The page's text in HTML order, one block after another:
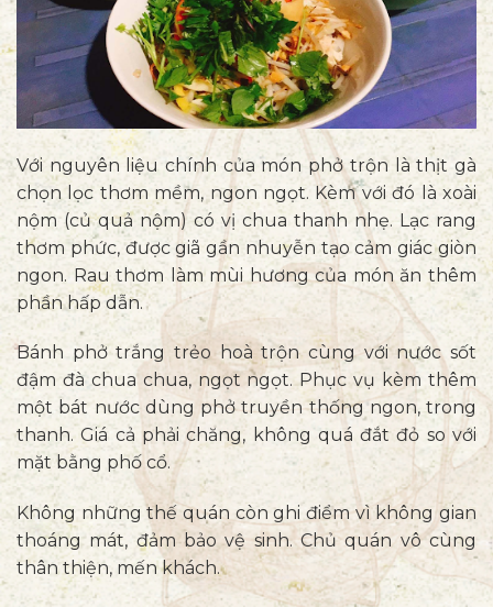
Với nguyên liệu chính của món phở trộn là thịt gà
chọn lọc thơm mềm, ngon ngọt. Kèm với đó là xoài
nộm (củ quả nộm) có vị chua thanh nhẹ. Lạc rang
thơm phức, được giã gần nhuyễn tạo cảm giác giòn
ngon. Rau thơm làm mùi hương của món ăn thêm
phần hấp dẫn.
Bánh phở trắng trẻo hoà trộn cùng với nước sốt
đậm đà chua chua, ngọt ngọt. Phục vụ kèm thêm
một bát nước dùng phở truyền thống ngon, trong
thanh. Giá cả phải chăng, không quá đắt đỏ so với
mặt bằng phố cổ.
Không những thế quán còn ghi điểm vì không gian
thoáng mát, đảm bảo vệ sinh. Chủ quán vô cùng
thân thiện, mến khách.